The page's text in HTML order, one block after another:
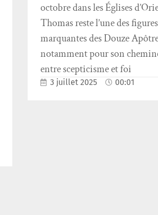
octobre dans les Églises
Thomas reste l’une des
marquantes des Douze
notamment pour son
entre scepticisme et foi
3 juillet 2025 00:01